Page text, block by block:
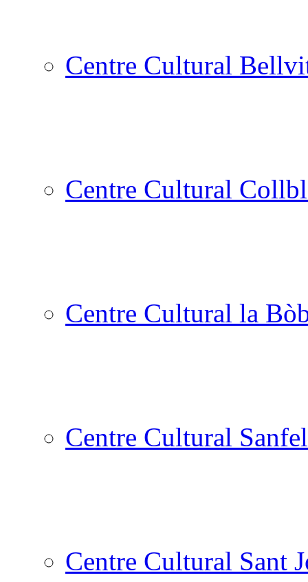
Centre Cultural
Centre Cultural
Centre Cultural la
Centre Cultural
Centre Cultural Sant